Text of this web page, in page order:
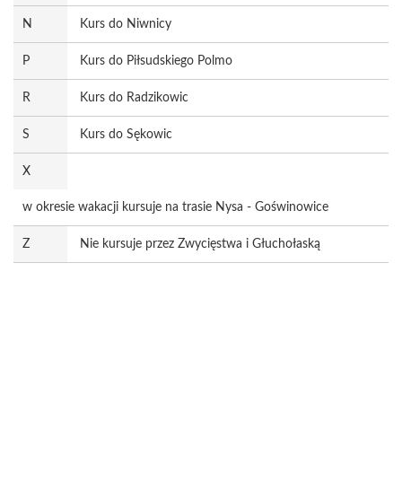
N Kurs do Niwnicy
P Kurs do Piłsudskiego Polmo
R Kurs do Radzikowic
S Kurs do Sękowic
X
w okresie wakacji kursuje na trasie Nysa - Goświnowice
Z Nie kursuje przez Zwycięstwa i Głuchołaską